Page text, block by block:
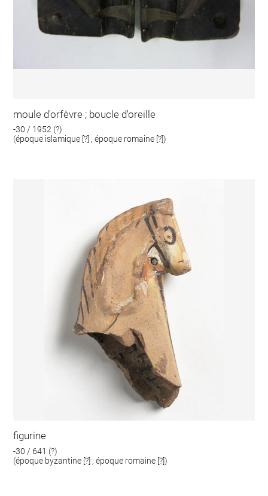
moule d'orfèvre ; boucle d'oreille
-30 / 1952 (?)
(époque islamique [?] ; époque romaine [?])
figurine
-30 / 641 (?)
(époque byzantine [?] ; époque romaine [?])